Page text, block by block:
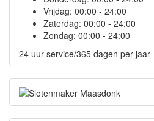
Vrijdag: 00:00 - 24:00
Zaterdag: 00:00 - 24:00
Zondag: 00:00 - 24:00
24 uur service/365 dagen per jaar